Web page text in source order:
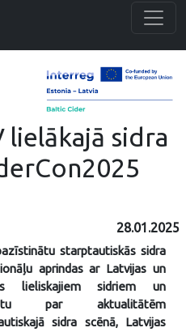
lielākajā sidra
28.01.2025
starptautiskās sidra
aprindas ar Latvijas un
lieliskajiem sidriem un
par aktualitātēm
sidra scēnā, Latvijas